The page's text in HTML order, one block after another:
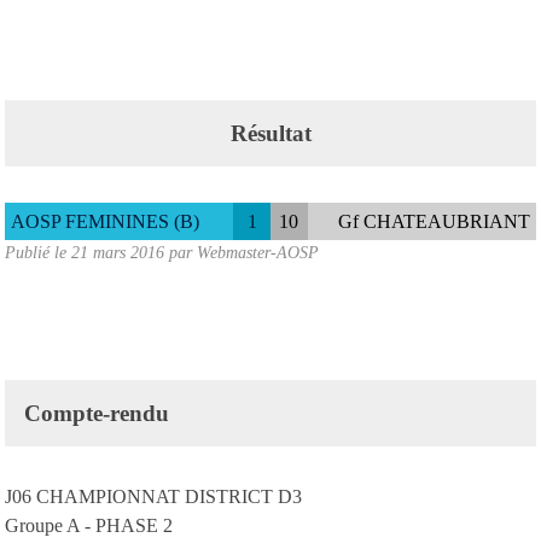
Résultat
AOSP FEMININES (B) 1 10 Gf CHATEAUBRIANT
Publié le 21 mars 2016 par Webmaster-AOSP
Compte-rendu
J06 CHAMPIONNAT DISTRICT D3
Groupe A - PHASE 2